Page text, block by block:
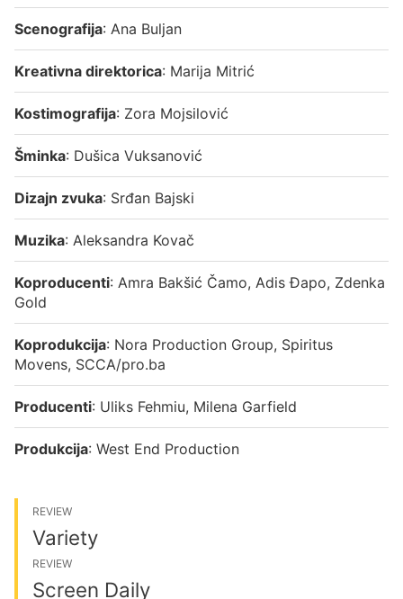
Scenografija: Ana Buljan
Kreativna direktorica: Marija Mitrić
Kostimografija: Zora Mojsilović
Šminka: Dušica Vuksanović
Dizajn zvuka: Srđan Bajski
Muzika: Aleksandra Kovač
Koproducenti: Amra Bakšić Čamo, Adis Đapo, Zdenka
Gold
Koprodukcija: Nora Production Group, Spiritus
Movens, SCCA/pro.ba
Producenti: Uliks Fehmiu, Milena Garfield
Produkcija: West End Production
REVIEW
Variety
REVIEW
Screen Daily